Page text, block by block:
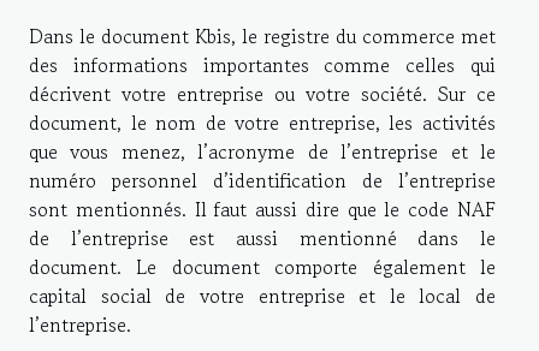
Dans le document Kbis, le registre du commerce met
des informations importantes comme celles qui
décrivent votre entreprise ou votre société. Sur ce
document, le nom de votre entreprise, les activités
que vous menez, l’acronyme de l’entreprise et le
numéro personnel d’identification de l’entreprise
sont mentionnés. Il faut aussi dire que le code NAF
de l’entreprise est aussi mentionné dans le
document. Le document comporte également le
capital social de votre entreprise et le local de
l’entreprise.